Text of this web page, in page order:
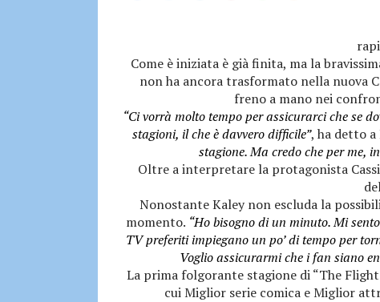
Come è iniziata è già finita, ma la
non ha ancora trasformato nella nuova
freno a mano nei
“Ci vorrà molto tempo per assicurarci che se
stagioni, il che è davvero difficile”, ha detto a
stagione. Ma credo che per me,
Oltre a interpretare la protagonista
Nonostante Kaley non escluda la
momento. “Ho bisogno di un minuto. Mi
TV preferiti impiegano un po’ di tempo per
Voglio assicurarmi che i fan siano
La prima folgorante stagione di “The
cui Miglior serie comica e Miglior